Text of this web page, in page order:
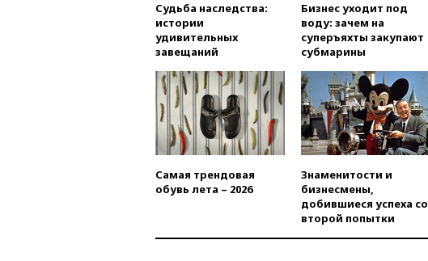
Судьба наследства:
истории
удивительных
завещаний
Бизнес уходит под
воду: зачем на
суперъяхты закупают
субмарины
Самая трендовая
обувь лета – 2026
Знаменитости и
бизнесмены,
добившиеся успеха со
второй попытки